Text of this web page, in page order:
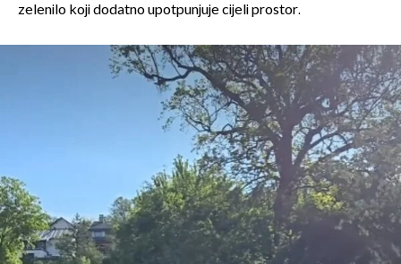
zelenilo koji dodatno upotpunjuje cijeli prostor.